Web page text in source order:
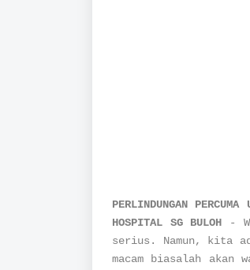
PERLINDUNGAN
HOSPITAL SG BULOH -
serius. Namun, kita
macam biasalah